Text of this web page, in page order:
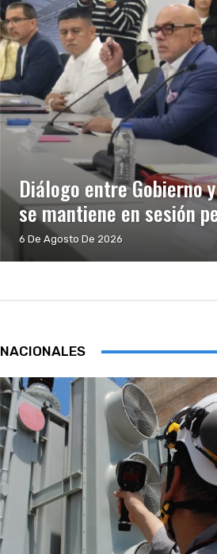
Diálogo entre Gobierno
se mantiene en sesión
6 De Agosto De 2026
NACIONALES